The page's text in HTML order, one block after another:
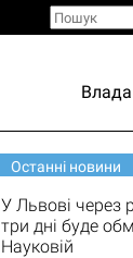
Влада
Останні новини
У Львові через
три дні буде
Науковій